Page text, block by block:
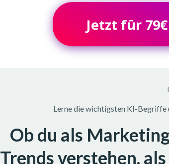
Jetzt für
Ob du als
Trends verstehen,
Lerne die wichtigsten KI-Begriffe